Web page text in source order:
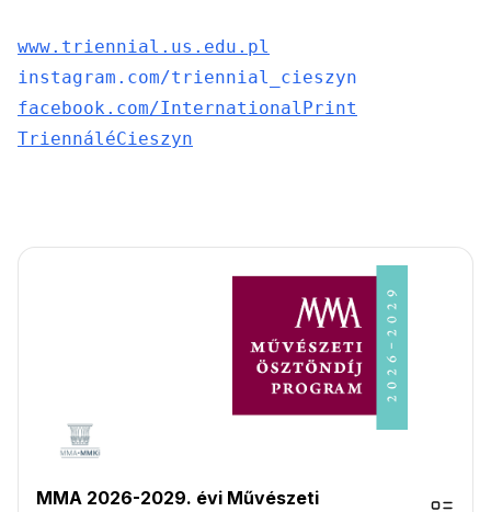
www.triennial.us.edu.pl
instagram.com/triennial_cieszyn
facebook.com/InternationalPrint
TriennáléCieszyn
MMA 2026-2029. évi Művészeti